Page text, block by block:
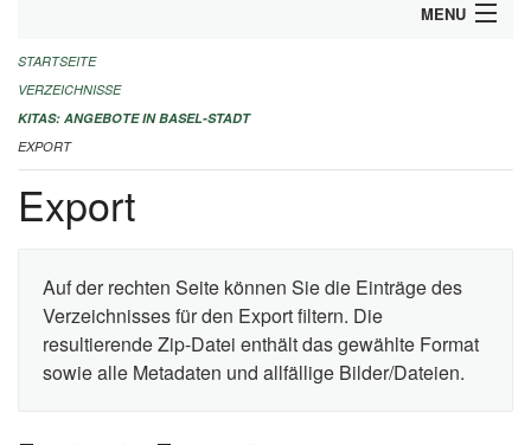
MENU
ALLGEMEINE INFORMATIONEN
IMPRESSUM
STARTSEITE
VERZEICHNISSE
KITAS: ANGEBOTE IN BASEL-STADT
EXPORT
Export
Auf der rechten Seite können Sie die Einträge des
Verzeichnisses für den Export filtern. Die
resultierende Zip-Datei enthält das gewählte Format
sowie alle Metadaten und allfällige Bilder/Dateien.